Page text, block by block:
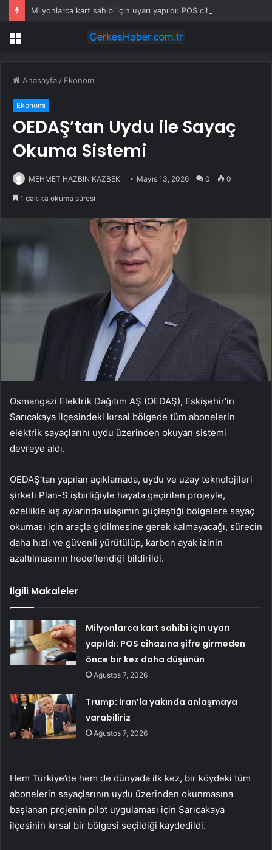
Menü
Anasayfa / Ekonomi
Ekonomi
OEDAŞ’tan Uydu ile Sayaç
Okuma Sistemi
MEHMET HAZBİN KAZBEK Mayıs 13, 2026 0 0
1 dakika okuma süresi
Osmangazi Elektrik Dağıtım AŞ (OEDAŞ), Eskişehir’in
Sarıcakaya ilçesindeki kırsal bölgede tüm abonelerin
elektrik sayaçlarını uydu üzerinden okuyan sistemi
devreye aldı.
OEDAŞ’tan yapılan açıklamada, uydu ve uzay teknolojileri
şirketi Plan-S işbirliğiyle hayata geçirilen projeyle,
özellikle kış aylarında ulaşımın güçleştiği bölgelere sayaç
okuması için araçla gidilmesine gerek kalmayacağı, sürecin
daha hızlı ve güvenli yürütülüp, karbon ayak izinin
azaltılmasının hedeflendiği bildirildi.
İlgili Makaleler
Milyonlarca kart sahibi için uyarı
yapıldı: POS cihazına şifre girmeden
önce bir kez daha düşünün
Ağustos 7, 2026
Trump: İran’la yakında anlaşmaya
varabiliriz
Ağustos 7, 2026
Hem Türkiye’de hem de dünyada ilk kez, bir köydeki tüm
abonelerin sayaçlarının uydu üzerinden okunmasına
başlanan projenin pilot uygulaması için Sarıcakaya
ilçesinin kırsal bir bölgesi seçildiği kaydedildi.